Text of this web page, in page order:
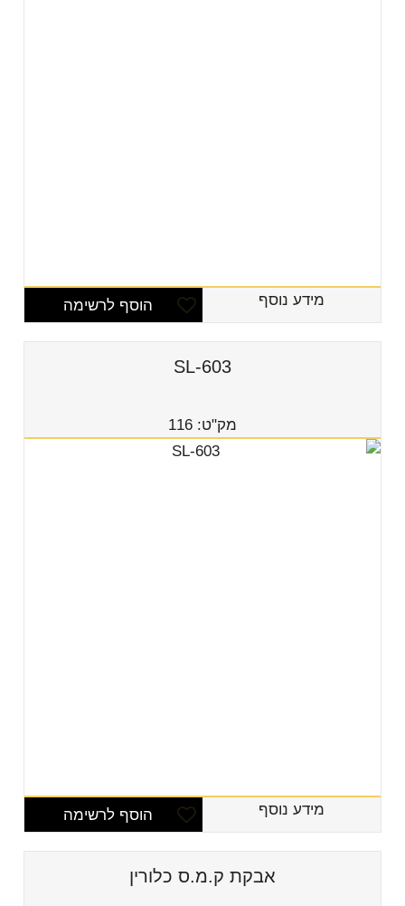
מידע נוסף הוסף לרשימה
SL-603
מק"ט: 116
מידע נוסף הוסף לרשימה
אבקת ק.מ.ס כלורין